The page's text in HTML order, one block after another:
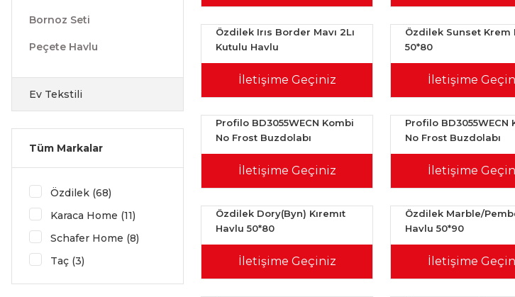
Bornoz Seti
Peçete Havlu
Ev Tekstili
Tüm Markalar
Özdilek (68)
Karaca Home (11)
Schafer Home (8)
Taç (3)
Özdilek Irıs Border Mavı 2Lı
Kutulu Havlu
İletişime Geçiniz
Özdilek Sunset Krem
50*80
İletişime
Profilo BD3055WECN Kombi
No Frost Buzdolabı
İletişime Geçiniz
Profilo BD3055WECN
No Frost Buzdolabı
İletişime
Özdilek Dory(Byn) Kıremıt
Havlu 50*80
İletişime Geçiniz
Özdilek Marble/
Havlu 50*90
İletişime